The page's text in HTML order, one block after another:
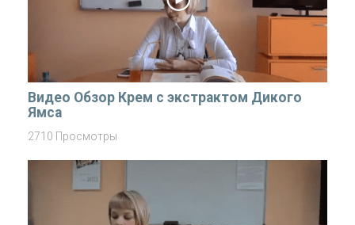
Видео Обзор Крем с экстрактом Дикого
Ямса
2710 Просмотры